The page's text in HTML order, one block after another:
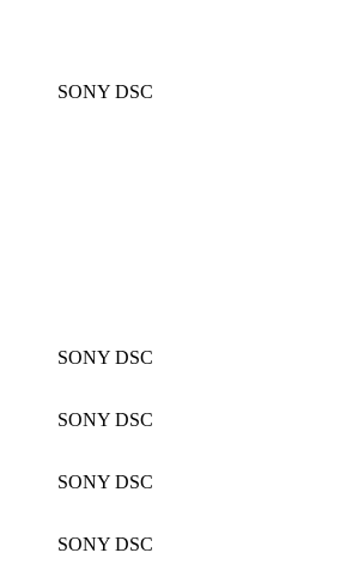
SONY DSC
SONY DSC
SONY DSC
SONY DSC
SONY DSC